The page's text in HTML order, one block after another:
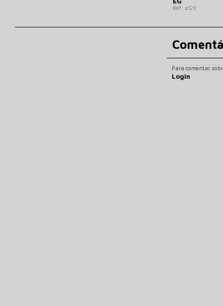
Ref: #123
Para comentar
Login